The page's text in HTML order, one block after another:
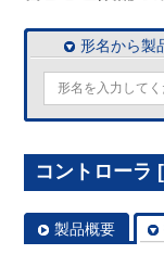
形名から製
コントローラ
製品概要